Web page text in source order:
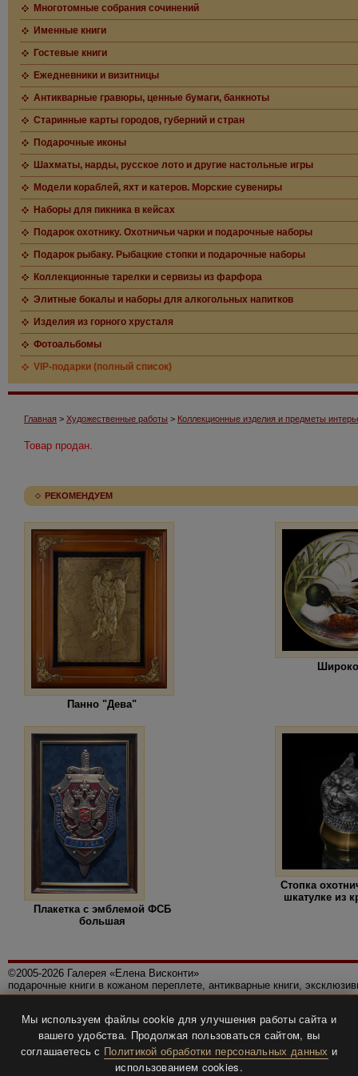
Многотомные собрания сочинений
Именные книги
Гостевые книги
Ежедневники и визитницы
Антикварные гравюры, ценные бумаги, банкноты
Старинные карты городов, губерний и стран
Подарочные иконы
Шахматы, нарды, русское лото и другие настольные игры
Модели кораблей, яхт и катеров. Морские сувениры
Наборы для пикника в кейсах
Подарок охотнику. Охотничьи чарки и подарочные наборы
Подарок рыбаку. Рыбацкие стопки и подарочные наборы
Коллекционные тарелки и сервизы из фарфора
Элитные бокалы и наборы для алкогольных напитков
Изделия из горного хрусталя
Фотоальбомы
VIP-подарки (полный список)
Главная > Художественные работы > Коллекционные изделия и предметы
Товар продан.
РЕКОМЕНДУЕМ
Панно "Дева"
Плакетка с эмблемой ФСБ
большая
Стопка
шкатулке из
©2005-2026 Галерея «Елена Висконти»
подарочные книги в кожаном переплете, антикварные книги,
Политика конфиденциальности
Все права защищены.
Разработка и дизайнBTV-info.
Мы используем файлы cookie для улучшения работы сайта и
вашего удобства. Продолжая пользоваться сайтом, вы
соглашаетесь с Политикой обработки персональных данных и
использованием cookies.